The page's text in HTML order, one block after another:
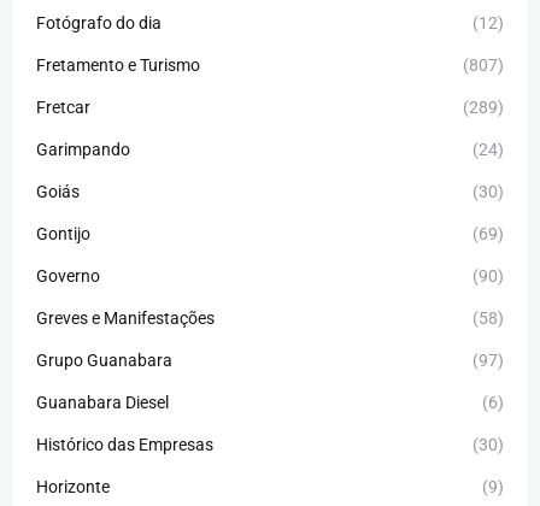
Fotógrafo do dia (12)
Fretamento e Turismo (807)
Fretcar (289)
Garimpando (24)
Goiás (30)
Gontijo (69)
Governo (90)
Greves e Manifestações (58)
Grupo Guanabara (97)
Guanabara Diesel (6)
Histórico das Empresas (30)
Horizonte (9)